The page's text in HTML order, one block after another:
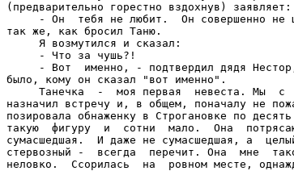
(предварительно горестно вздохнув) заявляет:
- Он  тебя не любит.  Он совершенно не
так же, как бросил Таню.
     Я возмутился и сказал:
     - Что за чушь?!
- Вот  именно, - подтвердил дядя
было, кому он сказал "вот именно".
Танечка  -  моя первая  невеста. Мы  с
назначил встречу и, в общем, поначалу не
позировала обнаженку в Строгановке по
такую  фигуру  и  сотни  мало.  Она
сумасшедшая.  И даже не сумасшедшая, а
стервозный -  всегда  перечит. Она  мне
неловко.  Ссорилась  на  ровном месте,